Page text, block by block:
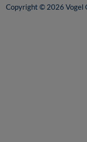
Copyright © 2026 Vogel